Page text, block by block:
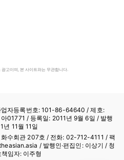
고이며, 본 사이트와는 무관합니다.
업자등록번호: 101-86-64640 / 제호:
01771 / 등록일: 2011년 9월 6일 / 발행
년 11월 11일
수회관 207호 / 전화: 02-712-4111 / 팩
/ 발행인·편집인: 이상기 / 청
임자: 이주형